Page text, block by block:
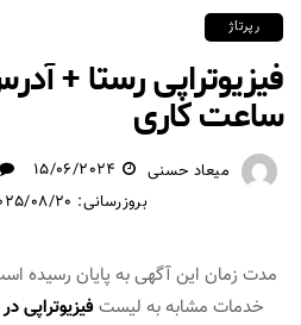
رپرتاژ
فیزیوتراپی رستا +
ساعت کاری
میعاد حسنی 15/06/2024
بروزرسانی: 2025/08/20
مدت زمان این آگهی به پایان رسیده
خدمات مشابه به لیستفیزیوتراپی